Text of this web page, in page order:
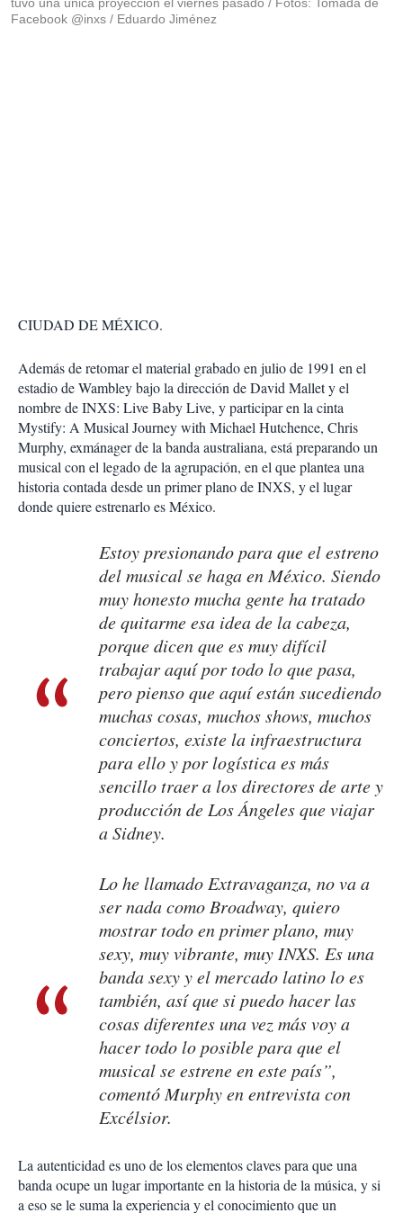
tuvo una única proyección el viernes pasado / Fotos: Tomada de
Facebook @inxs / Eduardo Jiménez
CIUDAD DE MÉXICO.
Además de retomar el material grabado en julio de 1991 en el
estadio de Wambley bajo la dirección de David Mallet y el
nombre de INXS: Live Baby Live, y participar en la cinta
Mystify: A Musical Journey with Michael Hutchence, Chris
Murphy, exmánager de la banda australiana, está preparando un
musical con el legado de la agrupación, en el que plantea una
historia contada desde un primer plano de INXS, y el lugar
donde quiere estrenarlo es México.
Estoy presionando para que el estreno
del musical se haga en México. Siendo
muy honesto mucha gente ha tratado
de quitarme esa idea de la cabeza,
porque dicen que es muy difícil
trabajar aquí por todo lo que pasa,
pero pienso que aquí están sucediendo
muchas cosas, muchos shows, muchos
conciertos, existe la infraestructura
para ello y por logística es más
sencillo traer a los directores de arte y
producción de Los Ángeles que viajar
a Sidney.
Lo he llamado Extravaganza, no va a
ser nada como Broadway, quiero
mostrar todo en primer plano, muy
sexy, muy vibrante, muy INXS. Es una
banda sexy y el mercado latino lo es
también, así que si puedo hacer las
cosas diferentes una vez más voy a
hacer todo lo posible para que el
musical se estrene en este país”,
comentó Murphy en entrevista con
Excélsior.
La autenticidad es uno de los elementos claves para que una
banda ocupe un lugar importante en la historia de la música, y si
a eso se le suma la experiencia y el conocimiento que un